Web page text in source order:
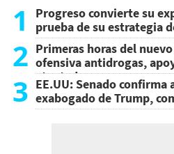
1
Progreso convierte su
prueba de su estrategia
2 Primeras horas del
ofensiva antidrogas,
atentado
3 EE.UU: Senado confirma
exabogado de Trump,